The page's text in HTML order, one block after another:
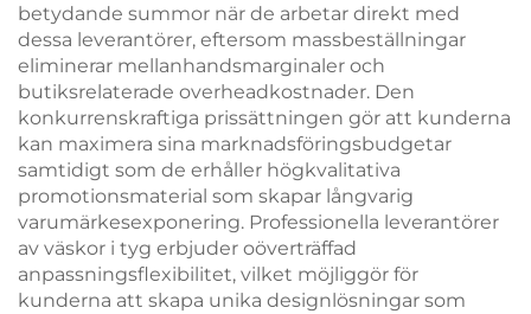
betydande summor när de arbetar direkt med
dessa leverantörer, eftersom massbeställningar
eliminerar mellanhandsmarginaler och
butiksrelaterade overheadkostnader. Den
konkurrenskraftiga prissättningen gör att kunderna
kan maximera sina marknadsföringsbudgetar
samtidigt som de erhåller högkvalitativa
promotionsmaterial som skapar långvarig
varumärkesexponering. Professionella leverantörer
av väskor i tyg erbjuder oöverträffad
anpassningsflexibilitet, vilket möjliggör för
kunderna att skapa unika designlösningar som